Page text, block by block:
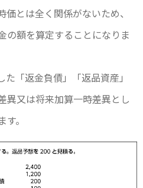
とは全く関係がないため、
の額を算定することになりま
「返金負債」「返品資産」
異又は将来加算一時差異とし
。